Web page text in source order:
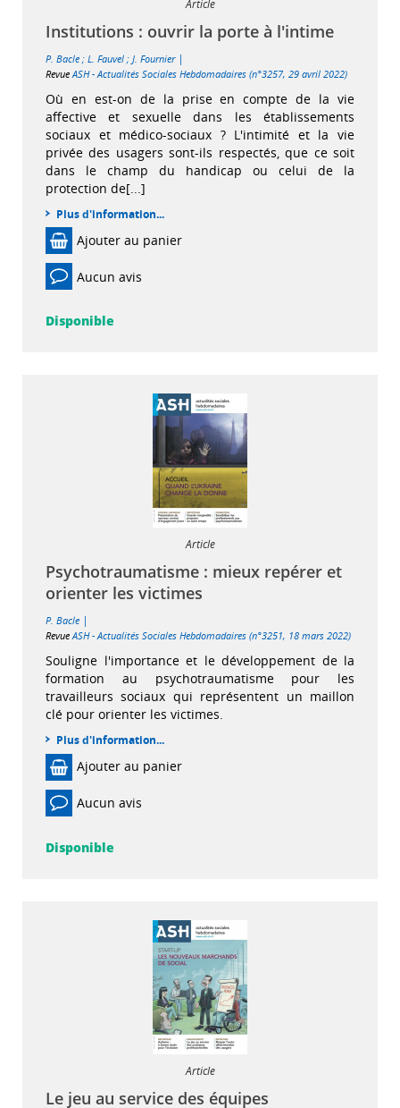
Article
Institutions : ouvrir la porte à l'intime
P. Bacle ; L. Fauvel ; J. Fournier |
RevueASH - Actualités Sociales Hebdomadaires (n°3257, 29 avril 2022)
Où en est-on de la prise en compte de la vie
affective et sexuelle dans les établissements
sociaux et médico-sociaux ? L'intimité et la vie
privée des usagers sont-ils respectés, que ce soit
dans le champ du handicap ou celui de la
protection de[...]
Plus d'information...
Ajouter au panier
Aucun avis
Disponible
Article
Psychotraumatisme : mieux repérer et
orienter les victimes
P. Bacle |
RevueASH - Actualités Sociales Hebdomadaires (n°3251, 18 mars 2022)
Souligne l'importance et le développement de la
formation au psychotraumatisme pour les
travailleurs sociaux qui représentent un maillon
clé pour orienter les victimes.
Plus d'information...
Ajouter au panier
Aucun avis
Disponible
Article
Le jeu au service des équipes